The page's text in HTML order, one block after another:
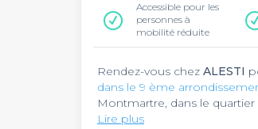
Accessible pour les
personnes à
mobilité réduite
Rendez-vous chez ALESTI
dans le 9 ème
Montmartre, dans le
ou 9 du métro. Descendez
Lire plus